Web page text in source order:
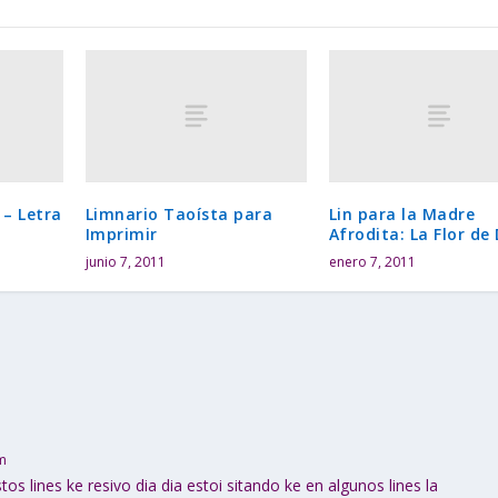
Letra
Limnario Taoísta para
Imprimir
junio 7, 2011
Lin para la Madre
Afrodita: La Flor de
enero 7, 2011
lines ke resivo dia dia estoi sitando ke en algunos lines la